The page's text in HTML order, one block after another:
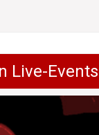
Live-Events